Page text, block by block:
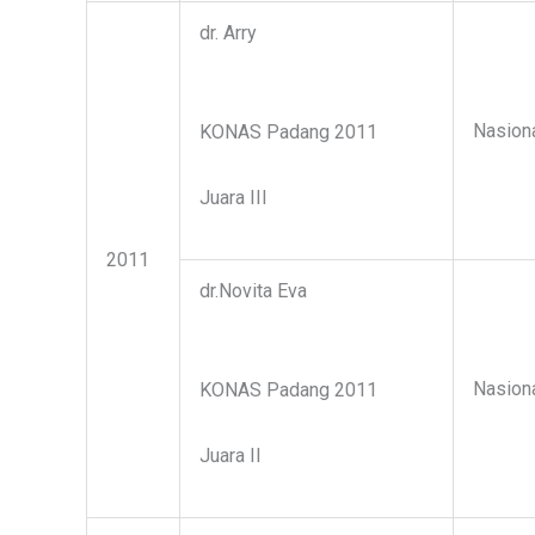
2011
dr. Arry
KONAS Padang 2011
Juara III
dr.Novita Eva
KONAS Padang 2011
Juara II